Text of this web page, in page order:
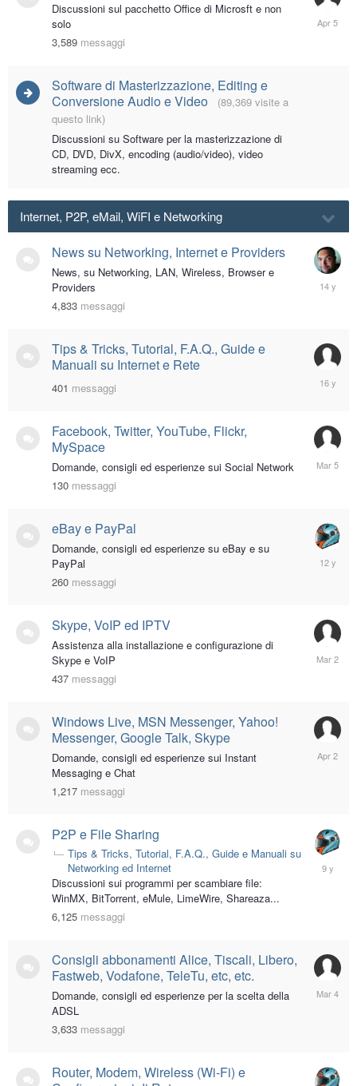
Discussioni sul pacchetto Office di Microsft e non
solo
3,589 messaggi
April
5
Software di Masterizzazione, Editing e
Conversione Audio e Video
(89,369 visite a
questo link)
Discussioni su Software per la masterizzazione di
CD, DVD, DivX, encoding (audio/video), video
streaming ecc.
Internet, P2P, eMail, WiFI e Networking
News su Networking, Internet e Providers
News, su Networking, LAN, Wireless, Browser e
Providers
4,833 messaggi
April
24,
Tips & Tricks, Tutorial, F.A.Q., Guide e
Manuali su Internet e Rete
401 messaggi
August
1,
Facebook, Twitter, YouTube, Flickr,
MySpace
Domande, consigli ed esperienze sui Social Network
130 messaggi
March
5
eBay e PayPal
Domande, consigli ed esperienze su eBay e su
PayPal
260 messaggi
12,
Skype, VoIP ed IPTV
Assistenza alla installazione e configurazione di
Skype e VoIP
437 messaggi
March
2
Windows Live, MSN Messenger, Yahoo!
Messenger, Google Talk, Skype
Domande, consigli ed esperienze sui Instant
Messaging e Chat
1,217 messaggi
April
2
P2P e File Sharing
Tips & Tricks, Tutorial, F.A.Q., Guide e Manuali su
Networking ed Internet
Discussioni sui programmi per scambiare file:
WinMX, BitTorrent, eMule, LimeWire, Shareaza...
6,125 messaggi
June
27,
Consigli abbonamenti Alice, Tiscali, Libero,
Fastweb, Vodafone, TeleTu, etc, etc.
Domande, consigli ed esperienze per la scelta della
ADSL
3,633 messaggi
March
4
Router, Modem, Wireless (Wi-Fi) e